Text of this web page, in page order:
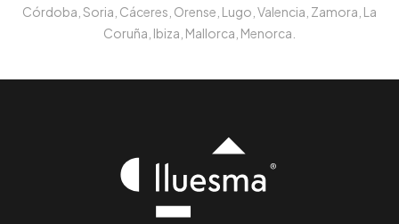
Córdoba, Soria, Cáceres, Orense, Lugo, Valencia, Zamora, La
Coruña, Ibiza, Mallorca, Menorca.